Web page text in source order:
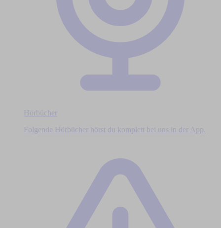
Hörbücher
Folgende Hörbücher hörst du komplett bei uns in der App.